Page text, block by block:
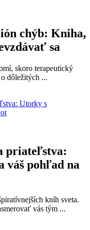
chýb: Kniha,
sa
skoro terapeutický
dôležitých ...
priateľstva:
váš pohľad na
kníh sveta.
vás tým ...